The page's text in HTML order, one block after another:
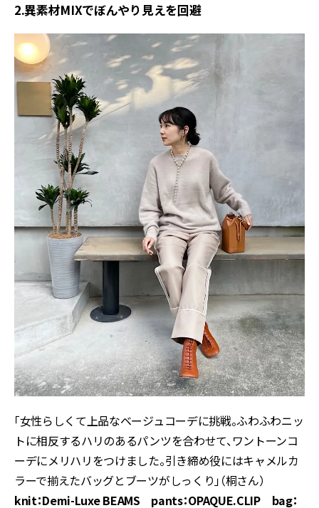
2.異素材MIXでぼんやり見えを回避
「女性らしくて上品なベージュコーデに挑戦。ふわふわニッ
トに相反するハリのあるパンツを合わせて、ワントーンコ
ーデにメリハリをつけました。引き締め役にはキャメルカ
ラーで揃えたバッグとブーツがしっくり」（桐さん）
knit：Demi-Luxe BEAMS pants：OPAQUE.CLIP bag：